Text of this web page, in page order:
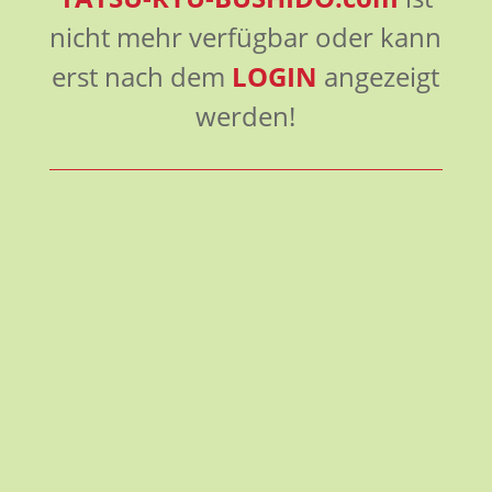
nicht mehr verfügbar oder kann
erst nach dem LOGIN angezeigt
werden!